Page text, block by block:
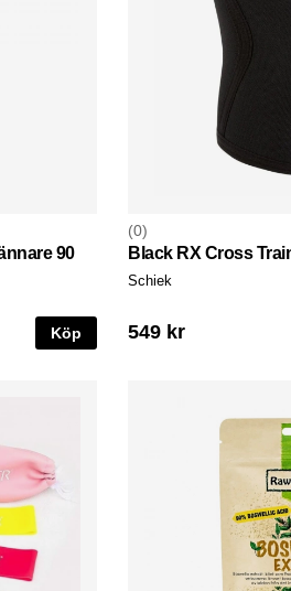
90
Köp
0
Black RX Cross
Schiek
549 kr